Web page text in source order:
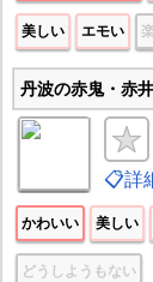
美しい エモい
丹波の赤鬼・赤
📋詳
かわいい 美しい
どうしようもない